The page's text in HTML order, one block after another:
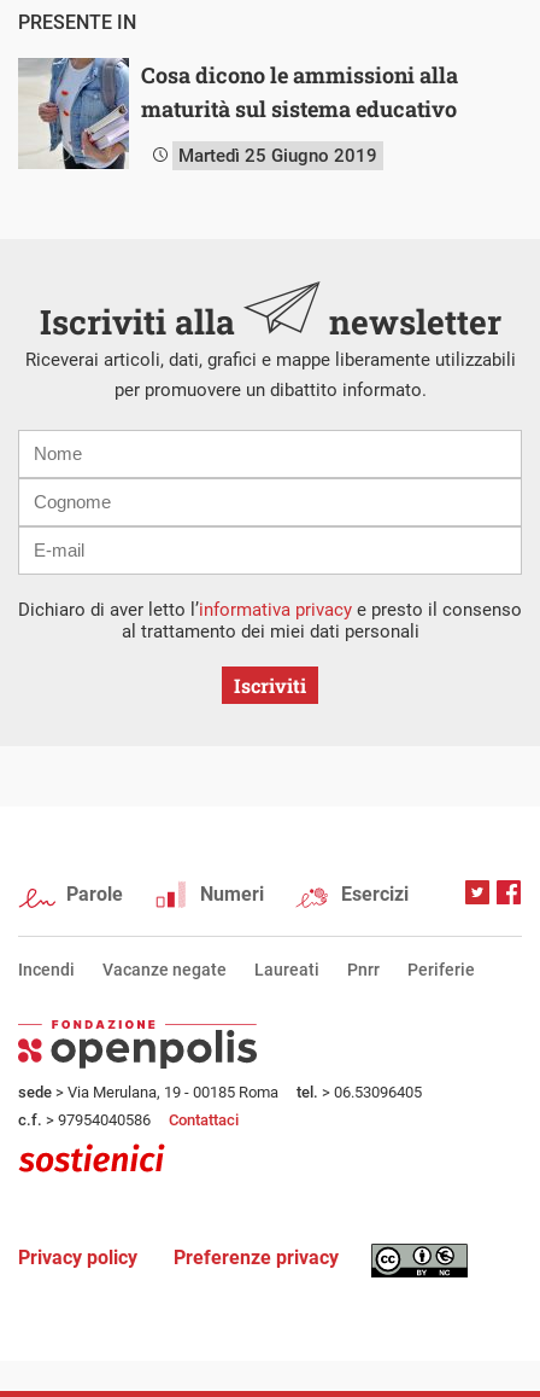
PRESENTE IN
Cosa dicono le ammissioni alla
maturità sul sistema educativo
Martedì 25 Giugno 2019
Iscriviti alla newsletter
Riceverai articoli, dati, grafici e mappe liberamente utilizzabili
per promuovere un dibattito informato.
mail
Dichiaro di aver letto l’informativa privacy e presto il consenso
al trattamento dei miei dati personali
Iscriviti
Parole Numeri Esercizi
Incendi Vacanze negate Laureati Pnrr Periferie
sede > Via Merulana, 19 - 00185 Roma tel. > 06.53096405
c.f. > 97954040586 Contattaci
Privacy policy Preferenze privacy